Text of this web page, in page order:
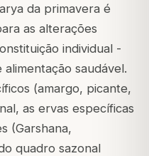
da primavera é
as alterações
individual -
saudável.
(amargo, picante,
as ervas específicas
(Garshana,
quadro sazonal